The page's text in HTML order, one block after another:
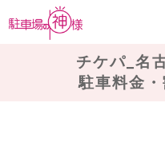
チケパ_名
駐車料金